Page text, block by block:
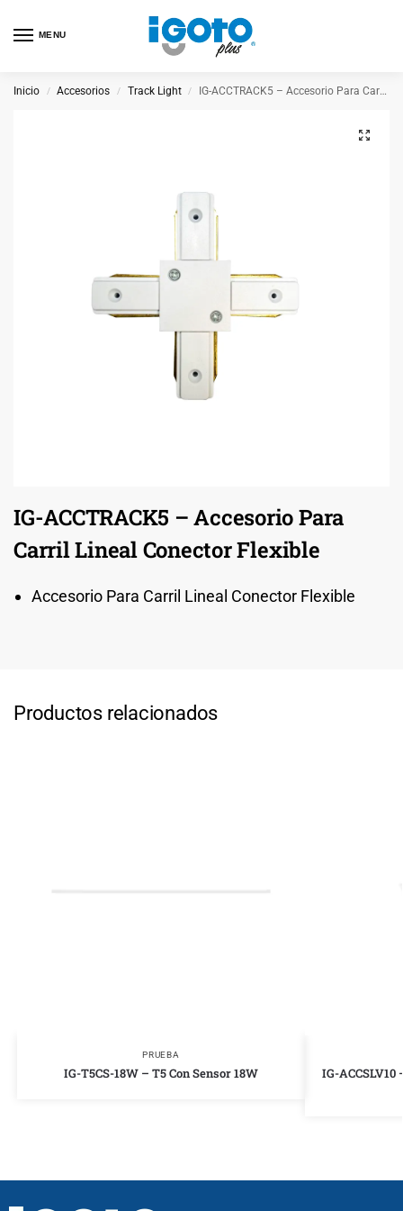
MENU
Inicio / Accesorios / Track Light / IG-ACCTRACK5 – Accesorio Para Carril Lineal Conector Flexible
IG-ACCTRACK5 – Accesorio Para
Carril Lineal Conector Flexible
Accesorio Para Carril Lineal Conector Flexible
Productos relacionados
PRUEBA
IG-T5CS-18W – T5 Con Sensor 18W IG-